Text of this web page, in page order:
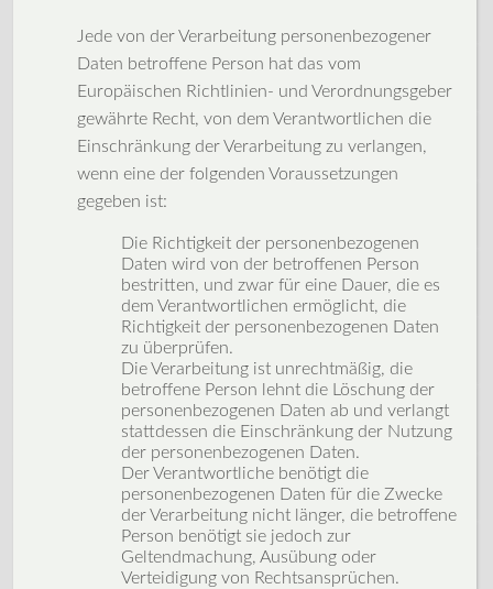
Jede von der Verarbeitung personenbezogener
Daten betroffene Person hat das vom
Europäischen Richtlinien- und Verordnungsgeber
gewährte Recht, von dem Verantwortlichen die
Einschränkung der Verarbeitung zu verlangen,
wenn eine der folgenden Voraussetzungen
gegeben ist:
Die Richtigkeit der personenbezogenen
Daten wird von der betroffenen Person
bestritten, und zwar für eine Dauer, die es
dem Verantwortlichen ermöglicht, die
Richtigkeit der personenbezogenen Daten
zu überprüfen.
Die Verarbeitung ist unrechtmäßig, die
betroffene Person lehnt die Löschung der
personenbezogenen Daten ab und verlangt
stattdessen die Einschränkung der Nutzung
der personenbezogenen Daten.
Der Verantwortliche benötigt die
personenbezogenen Daten für die Zwecke
der Verarbeitung nicht länger, die betroffene
Person benötigt sie jedoch zur
Geltendmachung, Ausübung oder
Verteidigung von Rechtsansprüchen.